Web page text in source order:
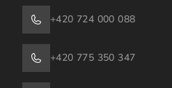
+420 724 000 088
+420 775 350 347